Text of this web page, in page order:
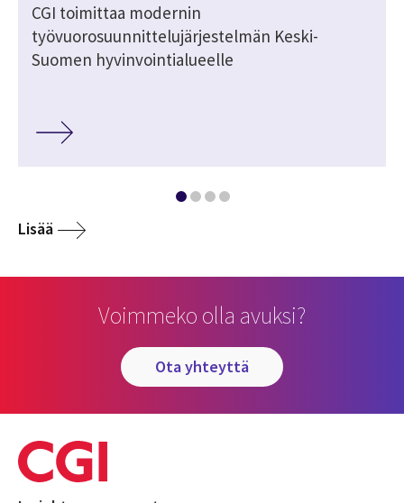
CGI toimittaa modernin
työvuorosuunnittelujärjestelmän Keski-
Suomen hyvinvointialueelle
Lisää
Voimmeko olla avuksi?
ota yhteyttä